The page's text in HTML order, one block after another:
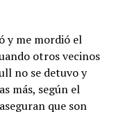
y me mordió el
otros vecinos
no se detuvo y
más, según el
que son